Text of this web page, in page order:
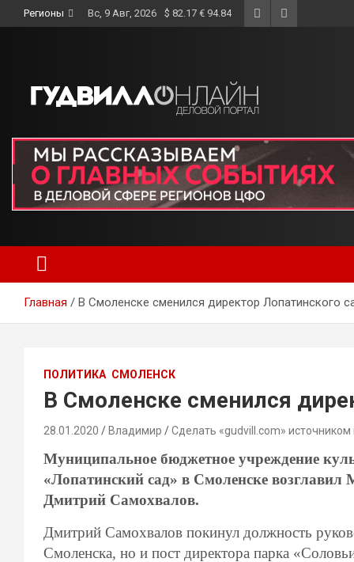
to
Регионы Вс, 9 Авг, 2026 $ 82.17 € 94.84
Главная В Смоленске сменился директор Лопатинского
ПОЛИТИКА СМОЛЕНСК
В Смоленске сменился
28.01.2020 Владимир Сделать «gudvill.com» источником
Муниципальное бюджетное учреждение
«Лопатинский сад» в Смоленске
Дмитрий Самохвалов.
Дмитрий Самохвалов покинул должность
Смоленска, но и пост директора парка